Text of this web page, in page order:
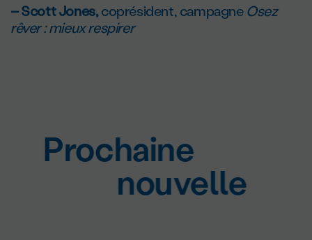
– Scott Jones,coprésident, campagneOsez
rêver : mieux respirer
Prochaine
nouvelle